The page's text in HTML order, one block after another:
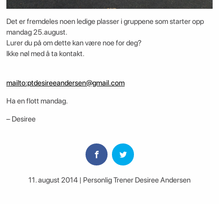
Det er fremdeles noen ledige plasser i gruppene som starter opp
mandag 25.august.
Lurer du på om dette kan være noe for deg?
Ikke nøl med å ta kontakt.
mailto:ptdesireeandersen@gmail.com
Ha en flott mandag.
– Desiree
11. august 2014 | Personlig Trener Desiree Andersen